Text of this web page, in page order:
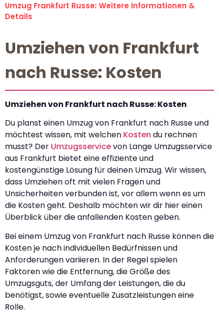
Umzug Frankfurt Russe: Weitere Informationen &
Details
Umziehen von Frankfurt
nach Russe: Kosten
Umziehen von Frankfurt nach Russe: Kosten
Du planst einen Umzug von Frankfurt nach Russe und
möchtest wissen, mit welchen Kosten du rechnen
musst? Der Umzugsservicevon Lange Umzugsservice
aus Frankfurt bietet eine effiziente und
kostengünstige Lösung für deinen Umzug. Wir wissen,
dass Umziehen oft mit vielen Fragen und
Unsicherheiten verbunden ist, vor allem wenn es um
die Kosten geht. Deshalb möchten wir dir hier einen
Überblick über die anfallenden Kosten geben.
Bei einem Umzug von Frankfurt nach Russe können die
Kosten je nach individuellen Bedürfnissen und
Anforderungen variieren. In der Regel spielen
Faktoren wie die Entfernung, die Größe des
Umzugsguts, der Umfang der Leistungen, die du
benötigst, sowie eventuelle Zusatzleistungen eine
Rolle.